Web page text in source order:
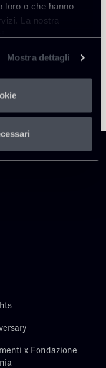
loro o che hanno
La nostra
.
Mostra dettagli
x Fondazione